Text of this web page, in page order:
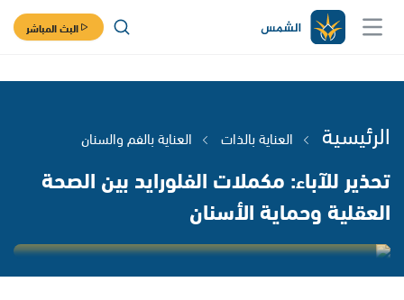
البث المباشر
الرئيسية العناية بالذات العناية بالفم والسنان
تحذير للآباء: مكملات الفلورايد بين الصحة
العقلية وحماية الأسنان